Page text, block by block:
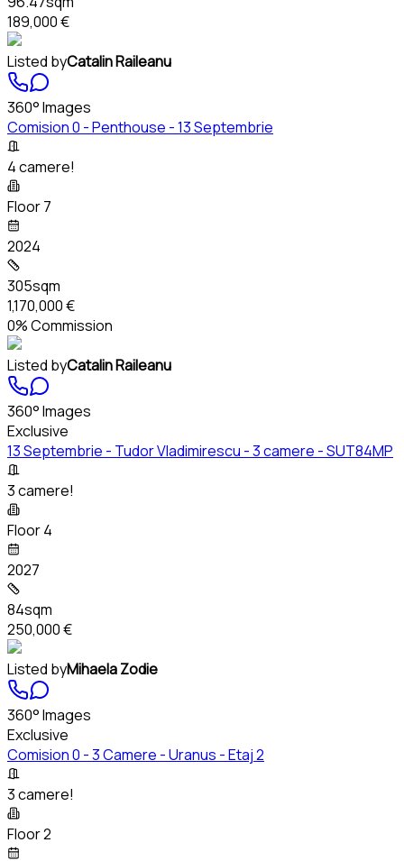
189,000 €
Listed byCatalin Raileanu
360° Images
Comision 0 - Penthouse - 13 Septembrie
4 camere!
Floor 7
2024
305sqm
1,170,000 €
0% Commission
Listed byCatalin Raileanu
360° Images
Exclusive
13 Septembrie - Tudor Vladimirescu - 3 camere - SUT84MP
3 camere!
Floor 4
2027
84sqm
250,000 €
Listed byMihaela Zodie
360° Images
Exclusive
Comision 0 - 3 Camere - Uranus - Etaj 2
3 camere!
Floor 2